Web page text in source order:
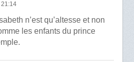
21:14
n’est qu’altesse et non
les enfants du prince